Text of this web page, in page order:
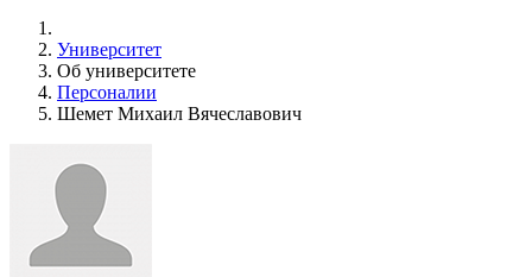
Университет
Об университете
Персоналии
Шемет Михаил Вячеславович